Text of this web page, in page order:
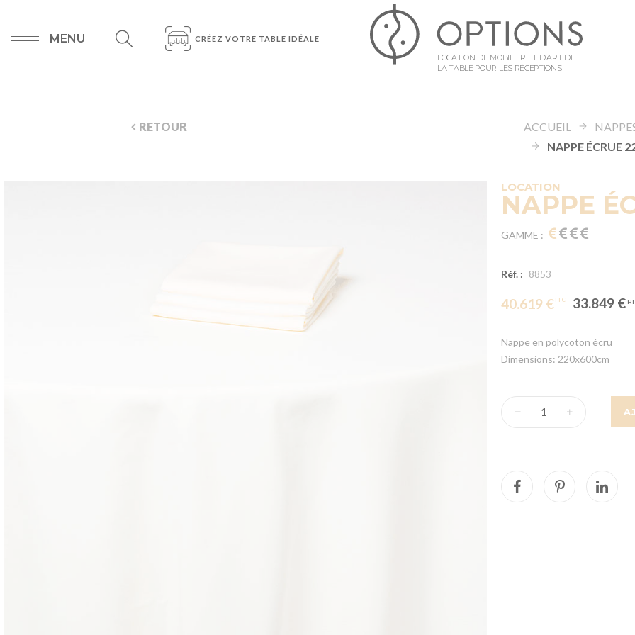
MENU CRÉEZ VOTRE TABLE IDÉALE
LOCATION DE MOBILIER ET D’ART DE
LA TABLE POUR LES RÉCEPTIONS
RETOUR ACCUEIL
LOCATION
NAPPE
GAMME :
Réf. : 8853
40.619 € 33.849 €
Nappe en polycoton écru
Dimensions: 220x600cm